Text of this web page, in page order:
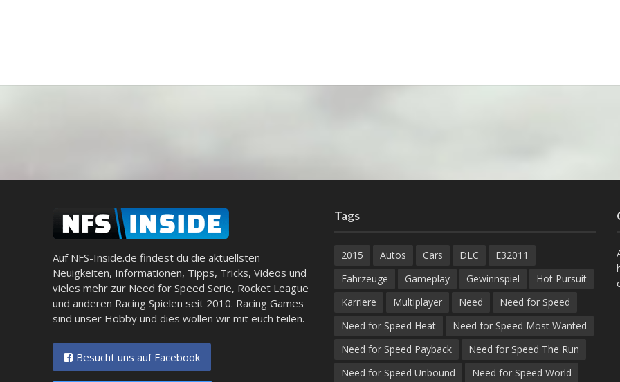
Auf NFS-Inside.de findest du die aktuellsten
Neuigkeiten, Informationen, Tipps, Tricks, Videos und
vieles mehr zur Need for Speed Serie, Rocket League
und anderen Racing Spielen seit 2010. Racing Games
sind unser Hobby und dies wollen wir mit euch teilen.
Besucht uns auf Facebook
Tags
2015 Autos Cars DLC
E32011
Fahrzeuge
Gameplay Gewinnspiel
Hot Pursuit
Karriere
Multiplayer Need
Need for Speed
Need for Speed Heat
Need for Speed Most Wanted
Need for Speed Payback
Need for Speed The Run
Need for Speed Unbound
Need for Speed World